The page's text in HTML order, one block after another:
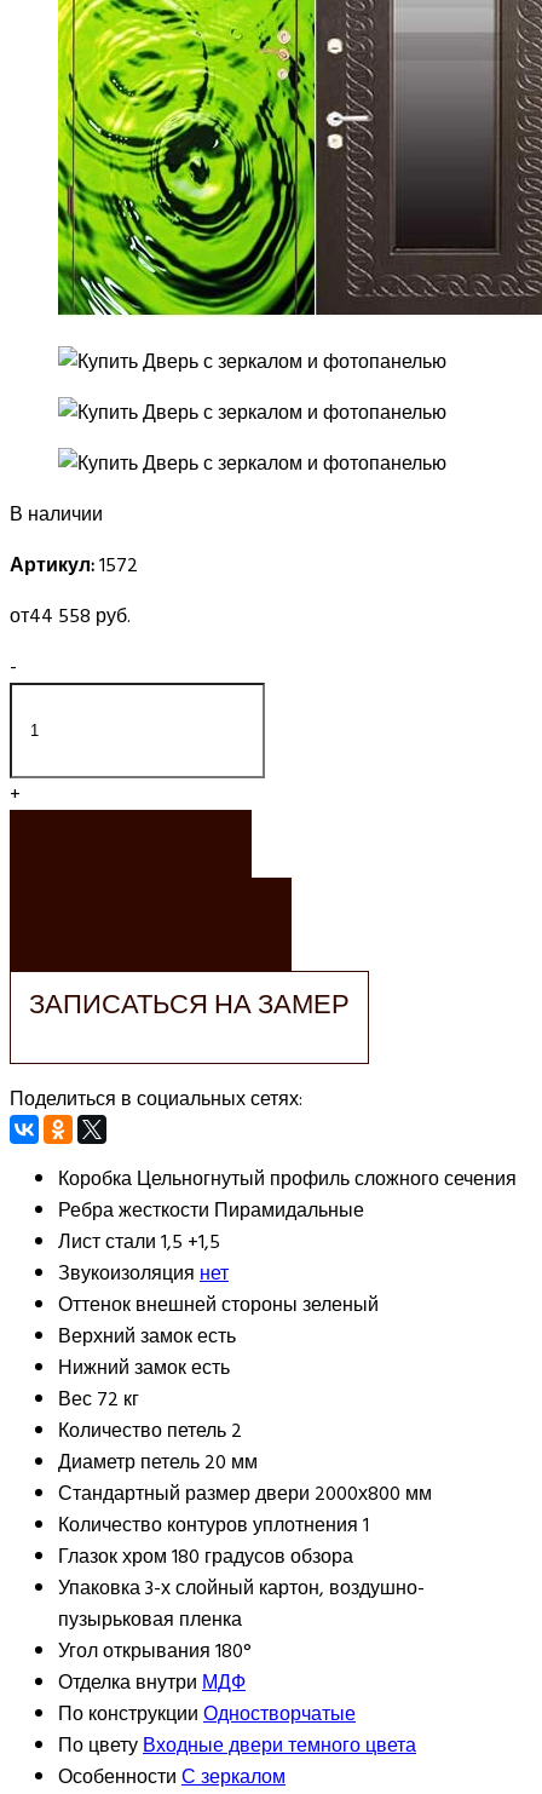
В наличии
Артикул:1572
от44 558 руб.
-
+
ЗАПИСАТЬСЯ НА ЗАМЕР
Поделиться в социальных сетях:
КоробкаЦельногнутый профиль сложного сечения
Ребра жесткости Пирамидальные
Лист стали1,5 +1,5
Звукоизоляциянет
Оттенок внешней сторонызеленый
Верхний замокесть
Нижний замокесть
Вес72 кг
Количество петель2
Диаметр петель20 мм
Стандартный размер двери 2000х800 мм
Количество контуров уплотнения1
Глазокхром 180 градусов обзора
Упаковка3-х слойный картон, воздушно-
пузырьковая пленка
Угол открывания180°
Отделка внутриМДФ
По конструкцииОдностворчатые
По цветуВходные двери темного цвета
ОсобенностиС зеркалом